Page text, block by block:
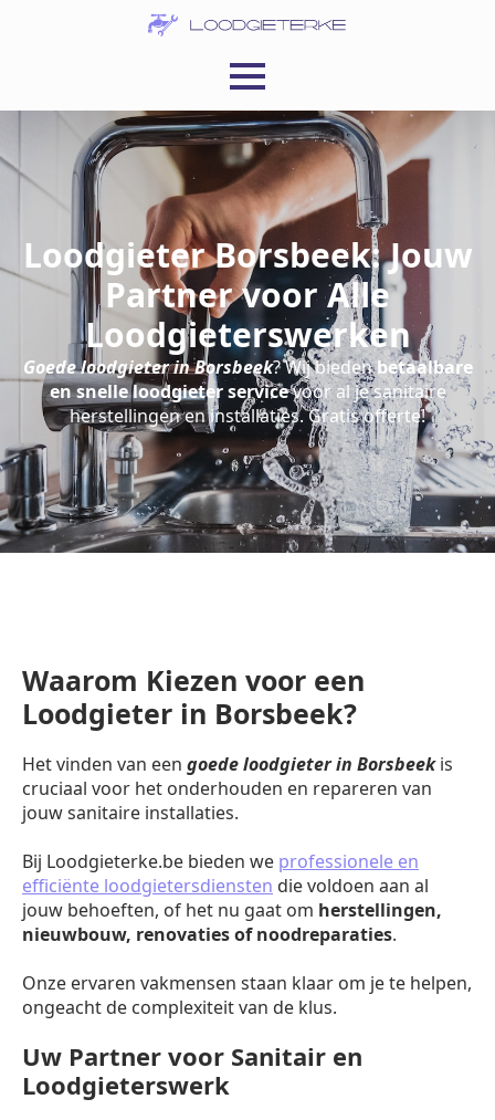
Loodgieter Borsbeek: Jouw
Partner voor Alle
Loodgieterswerken
Goede loodgieter in Borsbeek? Wij biedenbetaalbare
en snelle loodgieter servicevoor al je sanitaire
herstellingen en installaties. Gratis offerte!
Waarom Kiezen voor een
Loodgieter in Borsbeek?
Het vinden van een goede loodgieter in Borsbeekis
cruciaal voor het onderhouden en repareren van
jouw sanitaire installaties.
Bij Loodgieterke.be bieden we professionele en
efficiënte loodgietersdiensten die voldoen aan al
jouw behoeften, of het nu gaat om herstellingen,
nieuwbouw, renovaties of noodreparaties.
Onze ervaren vakmensen staan klaar om je te helpen,
ongeacht de complexiteit van de klus.
Uw Partner voor Sanitair en
Loodgieterswerk